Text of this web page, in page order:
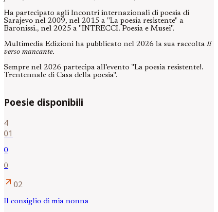
Ha partecipato agli Incontri internazionali di poesia di
Sarajevo nel 2009, nel 2015 a "La poesia resistente" a
Baronissi., nel 2025 a "INTRECCI. Poesia e Musei".
Multimedia Edizioni ha pubblicato nel 2026 la sua raccolta Il
verso mancante.
Sempre nel 2026 partecipa all'evento "La poesia resistente!.
Trentennale di Casa della poesia".
Poesie disponibili
4
01
0
0
arrow_outward 02
Il consiglio di mia nonna